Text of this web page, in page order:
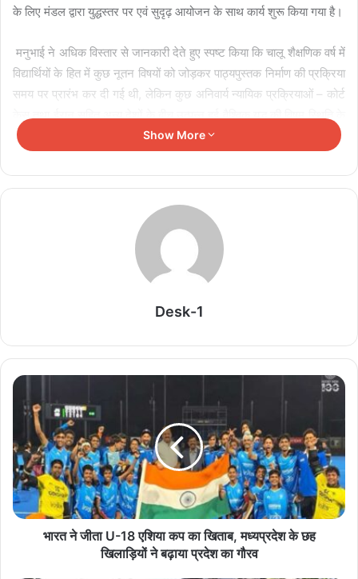
के लिए मंडल द्वारा युद्धस्तर पर एवं सुदृढ़ आयोजन के साथ कार्य शुरू किया गया है।
मनुभाई ने अधिक विस्तार से जानकारी देते हुए स्पष्ट किया कि चालू शैक्षणिक वर्ष में
विद्यार्थियों के हित में कुछ नूतन विषयों को जोड़कर पाठ्यपुस्तक निर्माण की प्रक्रिया
समय पर प्रारंभ कर दी गई थी, लेकिन कुछ अनिवार्य न्यायिक प्रक्रियाओं – कोर्ट
केस तथा ईरान सहित अन्य देशों के बीच उत्पन्न हुई वैश्विक युद्ध की विषम स्थिति के
कारण कागज के आयात में लगभग ढाई से तीन महीनों का आकस्मिक विलंब हुआ
कर विद्यार्थियों का शैक्षणिक कार्य जरा भी प्रभावित न हो; इसके लिए हाल में दिन-
तथा अभिभावकों को विश्वास दिलाया कि इन सभी आकस्मिक वैश्विक चुनौतियों के
बावजूद पुस्तकों के मूल्य में किसी भी प्रकार की वृद्धि नहीं की गई है और अभिभावकों
पर एक भी रुपए का अतिरिक्त आर्थिक बोझ पड़ने नहीं दिया जाएगा।
बच्चों के सोशल मीडिया इस्तेमाल पर लगेगी रोक? 13 साल से
NEET 2026 में बढ़ीं MBBS सीटें, देशभर में मेडिकल सीटों
का नया आंकड़ा जारी
August 8, 2026
IIT दिल्ली में PM मोदी का मजेदार अंदाज, बोले- मैं तो बाबा
बागेश्वर नहीं हूं…
August 8, 2026
Show More
Desk-1
भारत ने जीता U-18 एशिया कप का खिताब, मध्यप्रदेश के छह
खिलाड़ियों ने बढ़ाया प्रदेश का गौरव